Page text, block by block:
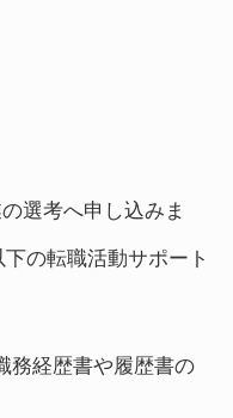
選考へ申し込みま
の転職活動サポート
務経歴書や履歴書の